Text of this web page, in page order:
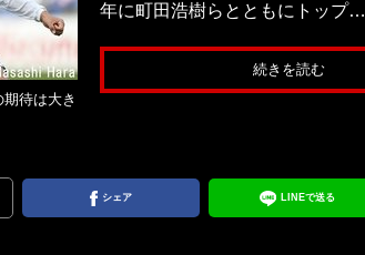
待は大き
年に町田浩樹らとともにトップ…
続きを読む
シェア LINEで送る